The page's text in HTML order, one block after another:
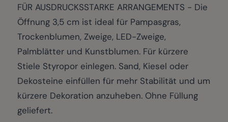
FÜR AUSDRUCKSSTARKE ARRANGEMENTS - Die
Öffnung 3,5 cm ist ideal für Pampasgras,
Trockenblumen, Zweige, LED-Zweige,
Palmblätter und Kunstblumen. Für kürzere
Stiele Styropor einlegen. Sand, Kiesel oder
Dekosteine einfüllen für mehr Stabilität und um
kürzere Dekoration anzuheben. Ohne Füllung
geliefert.